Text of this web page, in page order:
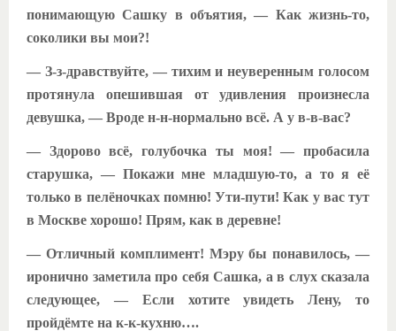
понимающую Сашку в объятия, — Как жизнь-то,
соколики вы мои?!
— З-з-дравствуйте, — тихим и неуверенным голосом
протянула опешившая от удивления произнесла
девушка, — Вроде н-н-нормально всё. А у в-в-вас?
— Здорово всё, голубочка ты моя! — пробасила
старушка, — Покажи мне младшую-то, а то я её
только в пелёночках помню! Ути-пути! Как у вас тут
в Москве хорошо! Прям, как в деревне!
— Отличный комплимент! Мэру бы понавилось, —
иронично заметила про себя Сашка, а в слух сказала
следующее, — Если хотите увидеть Лену, то
пройдёмте на к-к-кухню….